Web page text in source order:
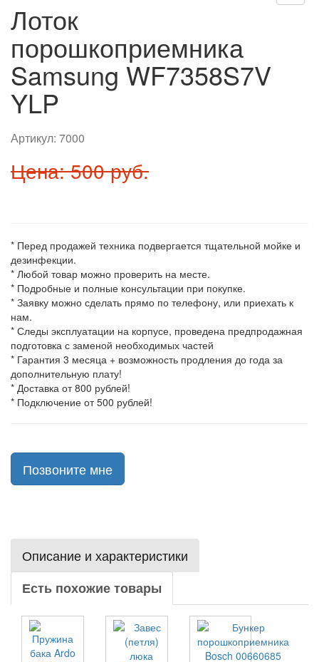
Лоток
порошкоприемника
Samsung WF7358S7V
YLP
Артикул: 7000
Цена: 500 руб.
* Перед продажей техника подвергается тщательной мойке и
дезинфекции.
* Любой товар можно проверить на месте.
* Подробные и полные консультации при покупке.
* Заявку можно сделать прямо по телефону, или приехать к
нам.
* Следы эксплуатации на корпусе, проведена предпродажная
подготовка с заменой необходимых частей
* Гарантия 3 месяца + возможность продления до года за
дополнительную плату!
* Доставка от 800 рублей!
* Подключение от 500 рублей!
Позвоните мне
Описание и характеристики
Есть похожие товары